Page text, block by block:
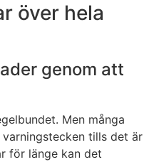
över hela
genom att
Men många
tills det är
för länge kan det